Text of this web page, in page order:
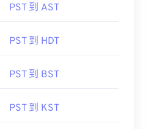
PST 到 AST
PST 到 HDT
PST 到 BST
PST 到 KST